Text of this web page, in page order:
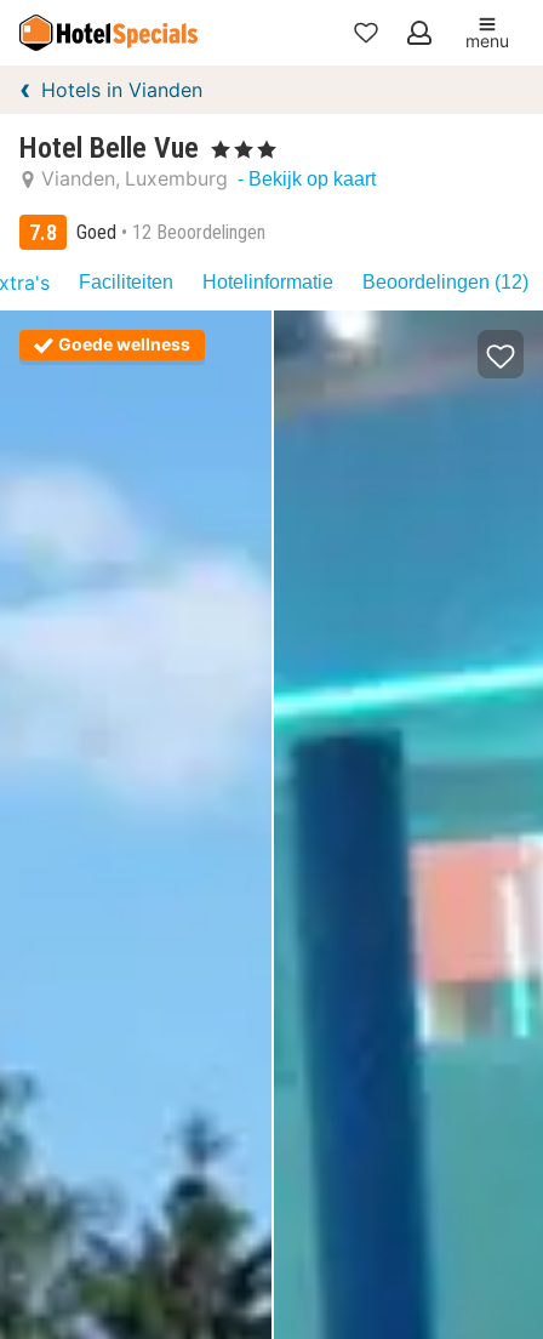
Mijn
menu
Hotels in Vianden
Hotel Belle Vue , 3 Sterren
Vianden Luxemburg - Bekijk op kaart
7.8 Goed 12 Beoordelingen
Faciliteiten Hotelinformatie Beoordelingen (12)
Goede wellness